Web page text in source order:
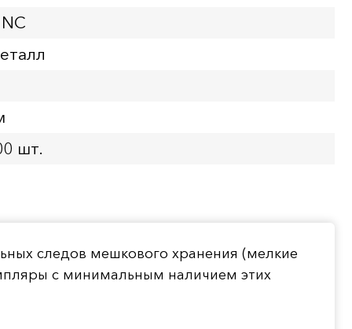
шт.
следов мешкового хранения (мелкие
с минимальным наличием этих